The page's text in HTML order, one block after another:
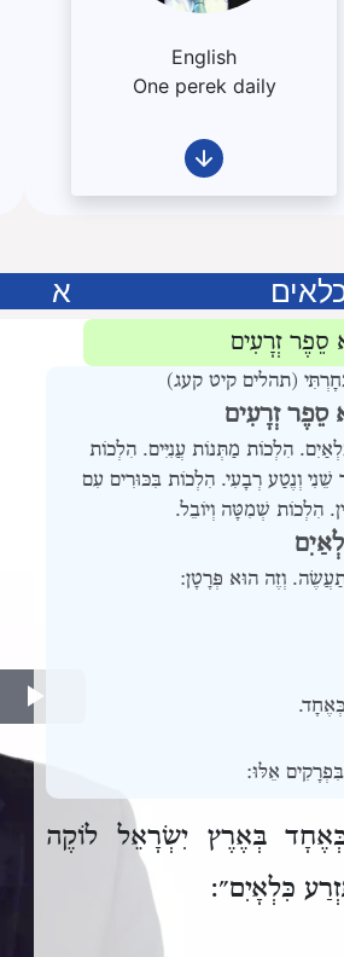
English
One perek daily
א
Play
סֵפֶר זְרָעִים
(תהלים קיט קעג)
סֵפֶר זְרָעִים
הִלְכוֹת מַתְּנוֹת עֲנִיִּים. הִלְכוֹת
וְנֶטַע רְבָעִי. הִלְכוֹת בִּכּוּרִים עִם
הִלְכוֹת שְׁמִטָּה וְיוֹבֵל.
וְזֶה הוּא פְּרָטָן:
אֵלּוּ:
בְּאֶרֶץ יִשְׂרָאֵל לוֹקֶה
כִּלְאָיִם״: